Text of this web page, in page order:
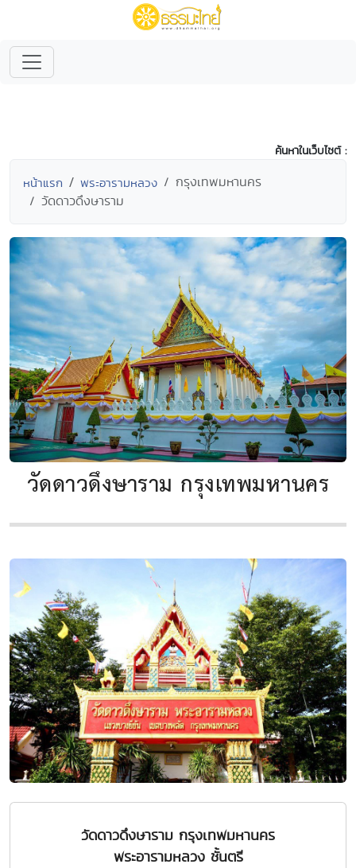
ค้นหาในเว็บไซต์ :
หน้าแรก พระอารามหลวง
กรุงเทพมหานคร
วัดดาวดึงษาราม
วัดดาวดึงษาราม กรุงเทพมหานคร
วัดดาวดึงษาราม กรุงเทพมหานคร
พระอารามหลวง ชั้นตรี